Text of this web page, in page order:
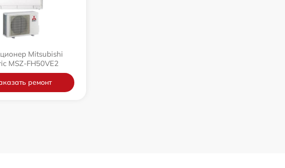
Mitsubishi
MSZ-FH50VE2
ремонт